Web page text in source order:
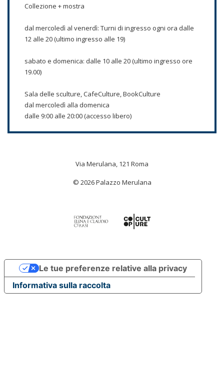
Collezione + mostra
dal mercoledì al venerdì: Turni di ingresso ogni ora dalle
12 alle 20 (ultimo ingresso alle 19)
sabato e domenica: dalle 10 alle 20 (ultimo ingresso ore
19.00)
Sala delle sculture, CafeCulture, BookCulture
dal mercoledì alla domenica
dalle 9:00 alle 20:00 (accesso libero)
Via Merulana, 121 Roma
© 2026 Palazzo Merulana
Informativa sulla raccolta
Le tue preferenze relative alla privacy